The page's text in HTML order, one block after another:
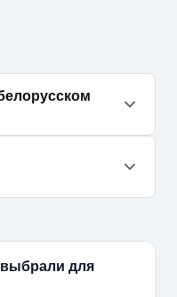
Belgee и
проданных
такой техники.
для